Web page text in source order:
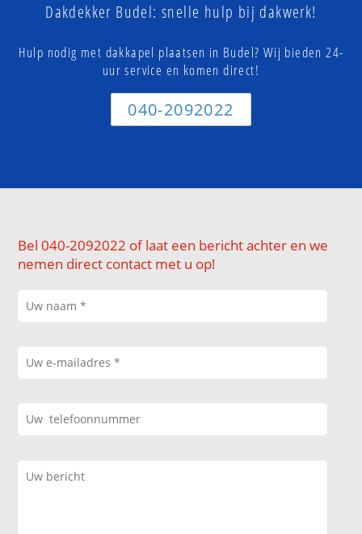
Dakdekker Budel: snelle hulp bij dakwerk!
Hulp nodig met dakkapel plaatsen in Budel? Wij bieden 24-
uur service en komen direct!
040-2092022
Bel 040-2092022 of laat een bericht achter en we
nemen direct contact met u op!